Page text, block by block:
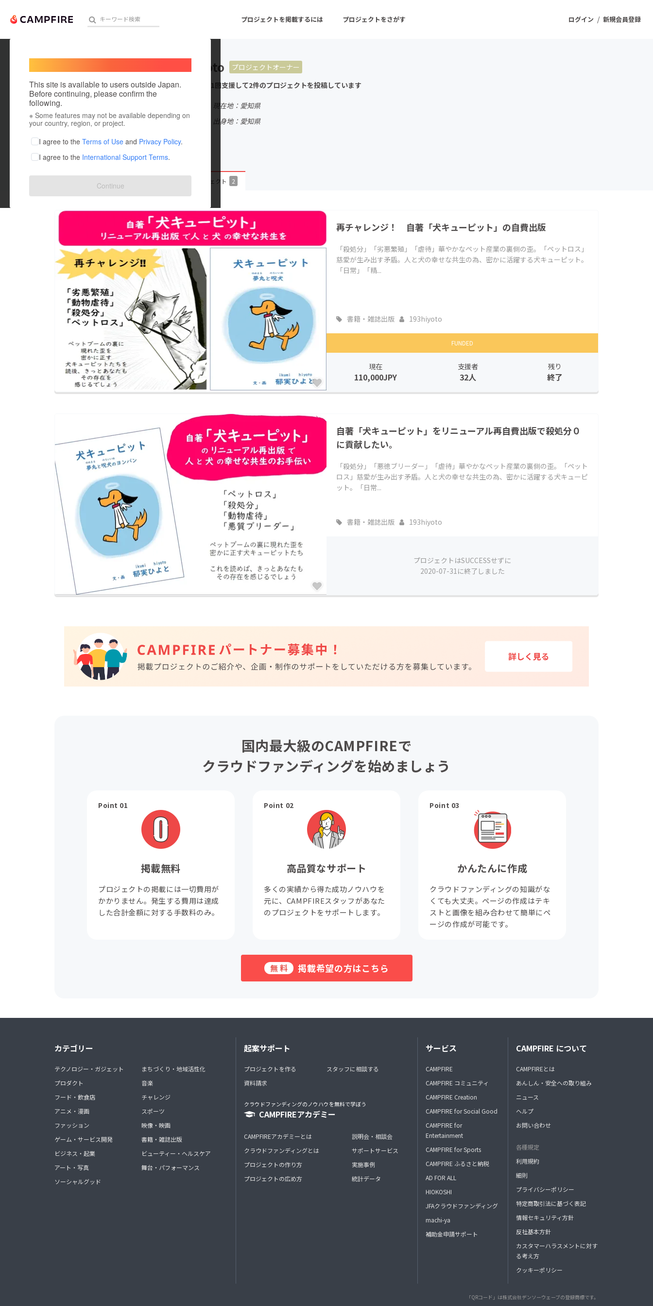
ログイン / 新規会員登録
プロジェクトを掲載するには プロジェクトをさがす
人気のプロジェクト 注目のリターン 注目の新着プロジェクト
アート・写真 音楽
テクノロジー・ガジェット
映像・映画
ビジネス・起業
チャレンジ
まちづくり・地域活性化
CAMPFIRE for Social Good
CAMPFIRE Creation
CAMPFIREふるさと納税
machi-ya コミュニティ
This site is available to users outside Japan.
Before continuing, please confirm the
following.
※ Some features may not be available depending on
your country, region, or project.
I agree to the Terms of Use and Privacy Policy.
I agree to the International Support Terms.
Continue
193hiyoto
プロジェクトオーナー
これまでに1回支援して2件のプロジェクトを投稿しています
現在地：愛知県
出身国：日本
出身地：愛知県
プロジェクト 2
再チャレンジ！ 自著「犬キューピット」の自費出版
「殺処分」「劣悪繁殖」「虐待」華やかなペット産業の裏側の歪。「ペットロス」
慈愛が生み出す矛盾。人と犬の幸せな共生の為、密かに活躍する犬キューピット。
「日常」「精...
書籍・雑誌出版 193hiyoto
FUNDED
現在
110,000JPY
支援者
32人
残り
終了
自著「犬キューピット」をリニューアル再自費出版で殺処分０
に貢献したい。
「殺処分」「悪徳ブリーダー」「虐待」華やかなペット産業の裏側の歪。「ペット
ロス」慈愛が生み出す矛盾。人と犬の幸せな共生の為、密かに活躍する犬キューピ
ット。「日常...
書籍・雑誌出版 193hiyoto
プロジェクトはSUCCESSせずに
2020-07-31に終了しました
国内最大級のCAMPFIREで
クラウドファンディングを始めましょう
Point 01
掲載無料
プロジェクトの掲載には一切費用が
かかりません。発生する費用は達成
した合計金額に対する手数料のみ。
Point 02
高品質なサポート
多くの実績から得た成功ノウハウを
元に、CAMPFIREスタッフがあなた
のプロジェクトをサポートします。
Point 03
かんたんに作成
クラウドファンディングの知識がな
くても大丈夫。ページの作成はテキ
ストと画像を組み合わせて簡単にペ
ージの作成が可能です。
無料 掲載希望の方はこちら
カテゴリー
テクノロジー・ガジェット
プロダクト
フード・飲食店
アニメ・漫画
ファッション
ゲーム・サービス開発
ビジネス・起業
アート・写真
ソーシャルグッド
まちづくり・地域活性化
音楽
チャレンジ
スポーツ
映像・映画
書籍・雑誌出版
ビューティー・ヘルスケア
舞台・パフォーマンス
起案サポート
プロジェクトを作る
資料請求
スタッフに相談する
クラウドファンディングのノウハウを無料で学ぼう
CAMPFIREアカデミー
CAMPFIREアカデミーとは
クラウドファンディングとは
プロジェクトの作り方
プロジェクトの広め方
説明会・相談会
サポートサービス
実施事例
統計データ
サービス
CAMPFIRE
CAMPFIRE コミュニティ
CAMPFIRE Creation
CAMPFIRE for Social Good
CAMPFIRE for
Entertainment
CAMPFIRE for Sports
CAMPFIRE ふるさと納税
AD FOR ALL
HIOKOSHI
JFAクラウドファンディング
machi-ya
補助金申請サポート
CAMPFIRE について
CAMPFIREとは
あんしん・安全への取り組み
ニュース
ヘルプ
お問い合わせ
各種規定
利用規約
細則
プライバシーポリシー
特定商取引法に基づく表記
情報セキュリティ方針
反社基本方針
カスタマーハラスメントに対す
る考え方
クッキーポリシー
「QRコード」は株式会社デンソーウェーブの登録商標です。